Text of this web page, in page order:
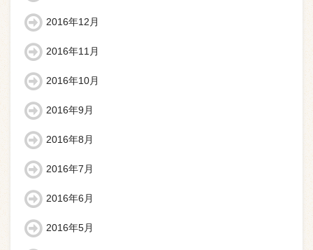
2016年12月
2016年11月
2016年10月
2016年9月
2016年8月
2016年7月
2016年6月
2016年5月